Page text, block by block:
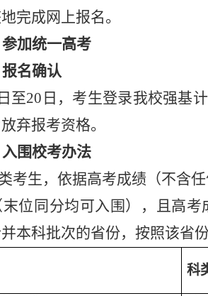
完成网上报名。
参加统一高考
报名确认
日至20 日，考生登录我校强基
弃报考资格。
入围校考办法
考生，依据高考成绩 （不含
末位同分均可入围 ）
，且高考
本科批次的省份，按照该省
科